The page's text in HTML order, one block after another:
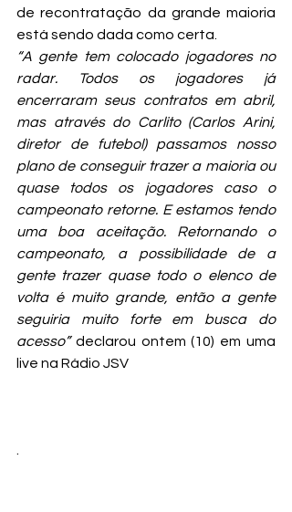
de recontratação da grande maioria
está sendo dada como certa.
“A gente tem colocado jogadores no
radar. Todos os jogadores já
encerraram seus contratos em abril,
mas através do Carlito (Carlos Arini,
diretor de futebol) passamos nosso
plano de conseguir trazer a maioria ou
quase todos os jogadores caso o
campeonato retorne. E estamos tendo
uma boa aceitação. Retornando o
campeonato, a possibilidade de a
gente trazer quase todo o elenco de
volta é muito grande, então a gente
seguiria muito forte em busca do
acesso” declarou ontem (10) em uma
live na Rádio JSV